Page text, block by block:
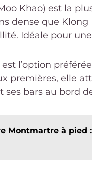
Khao) est la
dense que
Idéale pour
est l’option
premières, elle
bars au bord de
Montmartre à pied